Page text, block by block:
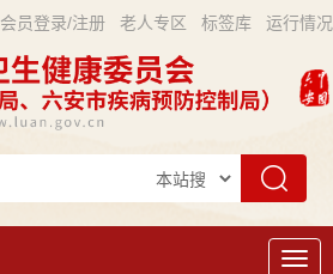
会员登录/注册 老人专区 标签库 运行情况
导